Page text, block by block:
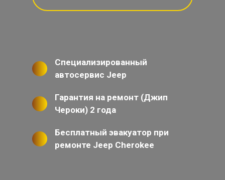
Специализированный
автосервис Jeep
Гарантия на ремонт (Джип
Чероки) 2 года
Бесплатный эвакуатор при
ремонте Jeep Cherokee